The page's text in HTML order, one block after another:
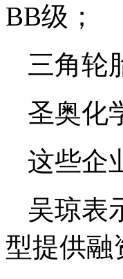
BB级；
三角轮
圣奥化
这些企
吴琼表
型提供融